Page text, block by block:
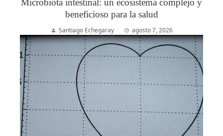
Microbiota intestinal: un ecosistema complejo y
beneficioso para la salud
Santiago Echegaray agosto 7, 2026